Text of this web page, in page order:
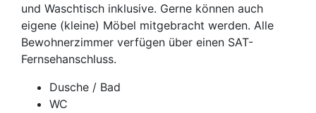
und Waschtisch inklusive. Gerne können auch
eigene (kleine) Möbel mitgebracht werden. Alle
Bewohnerzimmer verfügen über einen SAT-
Fernsehanschluss.
Dusche / Bad
WC